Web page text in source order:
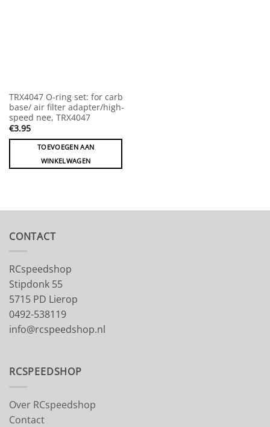
TRX4047 O-ring set: for carb
base/ air filter adapter/high-
speed nee, TRX4047
€3.95
TOEVOEGEN AAN
WINKELWAGEN
CONTACT
RCspeedshop
Stipdonk 55
5715 PD Lierop
0492-538119
info@rcspeedshop.nl
RCSPEEDSHOP
Over RCspeedshop
Contact